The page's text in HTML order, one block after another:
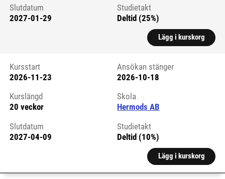
Slutdatum
2027-01-29
Studietakt
Deltid (25%)
Lägg i kurskorg
Kursstart 6326841
Kursstart
2026-11-23
Ansökan stänger
2026-10-18
Kurslängd
20 veckor
Skola
Hermods AB
Slutdatum
2027-04-09
Studietakt
Deltid (10%)
Lägg i kurskorg